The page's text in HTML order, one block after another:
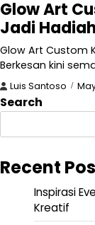
Glow Art
Jadi
Glow Art Custom
Berkesan kini
Luis Santoso
Search
Recent
Inspirasi
Kreatif